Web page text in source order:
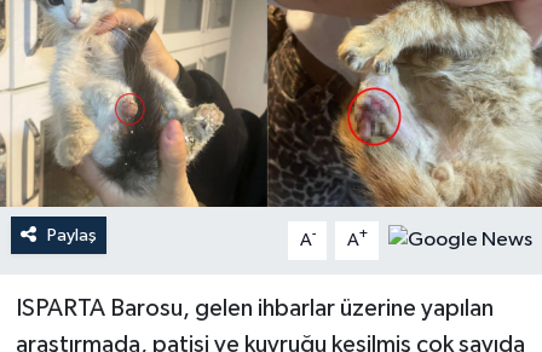
Paylaş A- A+
ISPARTA Barosu, gelen ihbarlar üzerine yapılan
araştırmada, patisi ve kuyruğu kesilmiş çok sayıda
KANALV Spor
Kültür Sanat
Magazin
Öğle Bülteni
Siyaset